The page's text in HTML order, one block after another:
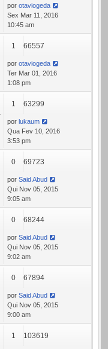
por otaviogeda
Sex Mar 11, 2016
10:45 am
1 66557
por otaviogeda
Ter Mar 01, 2016
1:08 pm
1 63299
por lukaum
Qua Fev 10, 2016
3:53 pm
0 69723
por Said Abud
Qui Nov 05, 2015
9:05 am
0 68244
por Said Abud
Qui Nov 05, 2015
9:02 am
0 67894
por Said Abud
Qui Nov 05, 2015
9:00 am
1 103619